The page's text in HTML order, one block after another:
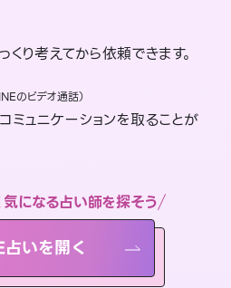
くり考えてから依頼できます。
のビデオ通話）
ミュニケーションを取ることが
になる占い師を探そう
いを開く